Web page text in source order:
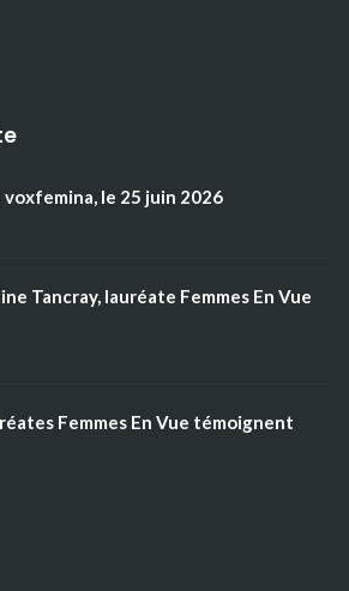
voxfemina, le 25 juin 2026
Tancray, lauréate Femmes En Vue
Femmes En Vue témoignent